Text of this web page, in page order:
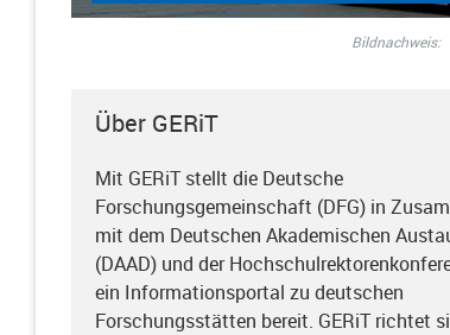
Bildnachweis:
Über GERiT
Mit GERiT stellt die Deutsche
Forschungsgemeinschaft (DFG) in
mit dem Deutschen Akademischen
(DAAD) und der
ein Informationsportal zu deutschen
Forschungsstätten bereit. GERiT richtet